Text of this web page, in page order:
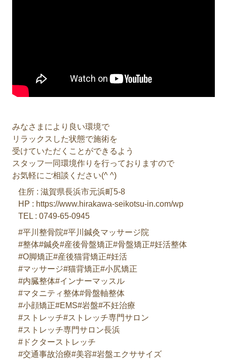
みなさまにより良い環境で
リラックスした状態で施術を
受けていただくことができるよう
スタッフ一同環境作りを行っておりますので
お気軽にご相談ください(^ ^)
住所 : 滋賀県長浜市元浜町5-8
HP : https://www.hirakawa-seikotsu-in.com/wp
TEL : 0749-65-0945
#平川整骨院#平川鍼灸マッサージ院
#整体#鍼灸#産後骨盤矯正#骨盤矯正#妊活整体
#O脚矯正#産後猫背矯正#妊活
#マッサージ#猫背矯正#小尻矯正
#内臓整体#インナーマッスル
#マタニティ整体#骨盤軸整体
#小顔矯正#EMS#岩盤#不妊治療
#ストレッチ#ストレッチ専門サロン
#ストレッチ専門サロン長浜
#ドクターストレッチ
#交通事故治療#美容#岩盤エクササイズ